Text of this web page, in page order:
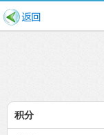
积分